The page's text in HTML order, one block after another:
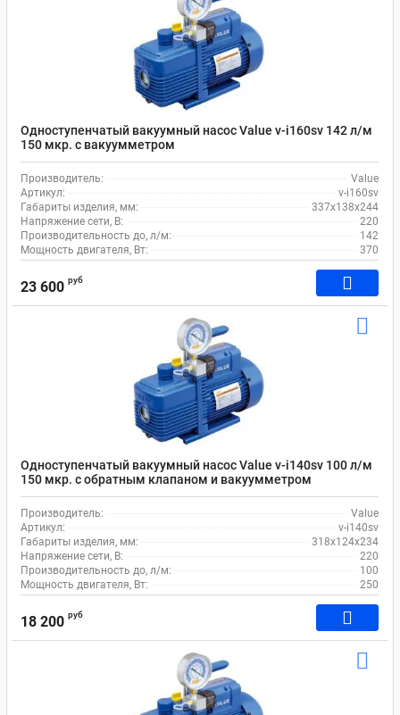
Одноступенчатый вакуумный насос Value v-i160sv 142 л/м
150 мкр. c вакуумметром
Производитель:
Value
Артикул:
v-i160sv
Габариты изделия, мм:
337x138x244
Напряжение сети, В:
220
Производительность до, л/м:
142
Мощность двигателя, Вт:
370
23 600 руб
Одноступенчатый вакуумный насос Value v-i140sv 100 л/м
150 мкр. c обратным клапаном и вакуумметром
Производитель:
Value
Артикул:
v-i140sv
Габариты изделия, мм:
318x124x234
Напряжение сети, В:
220
Производительность до, л/м:
100
Мощность двигателя, Вт:
250
18 200 руб